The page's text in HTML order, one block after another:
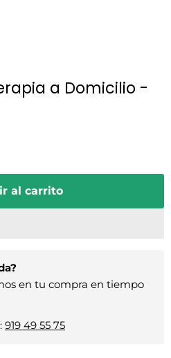
a Domicilio -
al carrito
en tu compra en tiempo
919 49 55 75